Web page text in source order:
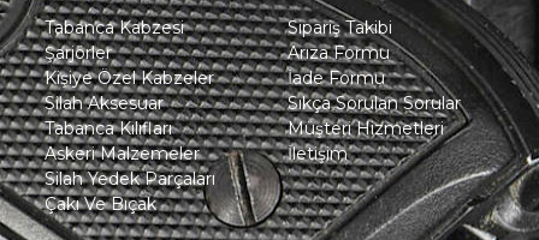
Tabanca Kabzesi
Şarjörler
Kişiye Özel Kabzeler
Silah Aksesuar
Tabanca Kılıfları
Askeri Malzemeler
Silah Yedek Parçaları
Çakı Ve Bıçak
Sipariş Takibi
Arıza Formu
İade Formu
Sıkça Sorulan Sorular
Müşteri Hizmetleri
İletişim